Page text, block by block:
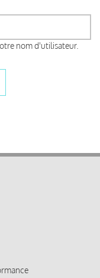
nom d'utilisateur.